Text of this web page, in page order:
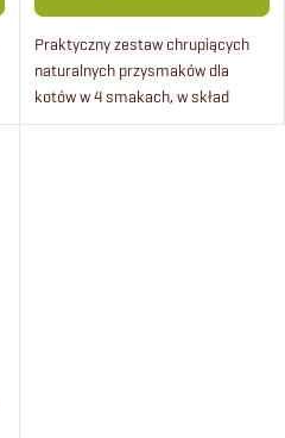
Praktyczny zestaw chrupiących
naturalnych przysmaków dla
kotów w 4 smakach, w skład
pakietu wchodzą przysmaki z